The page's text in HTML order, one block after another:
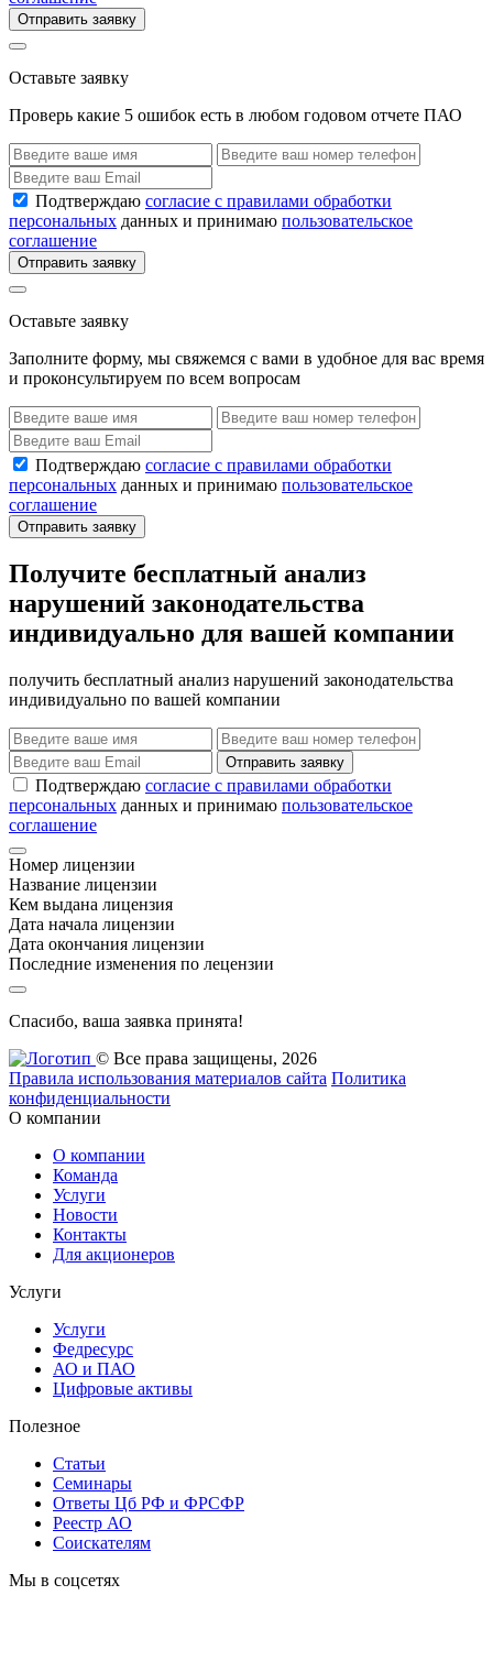
Отправить заявку
Оставьте заявку
Проверь какие 5 ошибок есть в любом годовом отчете ПАО
Подтверждаю согласие с правилами обработки
персональных данных и принимаю пользовательское
соглашение
Отправить заявку
Оставьте заявку
Заполните форму, мы свяжемся с вами в удобное для вас время
и проконсультируем по всем вопросам
Подтверждаю согласие с правилами обработки
персональных данных и принимаю пользовательское
соглашение
Отправить заявку
Получите бесплатный анализ
нарушений законодательства
индивидуально для вашей компании
получить бесплатный анализ нарушений законодательства
индивидуально по вашей компании
Отправить заявку
Подтверждаю согласие с правилами обработки
персональных данных и принимаю пользовательское
соглашение
Номер лицензии
Название лицензии
Кем выдана лицензия
Дата начала лицензии
Дата окончания лицензии
Последние изменения по лецензии
Спасибо, ваша заявка принята!
© Все права защищены, 2026
Правила использования материалов сайта Политика
конфиденциальности
О компании
О компании
Команда
Услуги
Новости
Контакты
Для акционеров
Услуги
Услуги
Федресурс
АО и ПАО
Цифровые активы
Полезное
Статьи
Cеминары
Ответы Цб РФ и ФРСФР
Реестр АО
Соискателям
Мы в соцсетях